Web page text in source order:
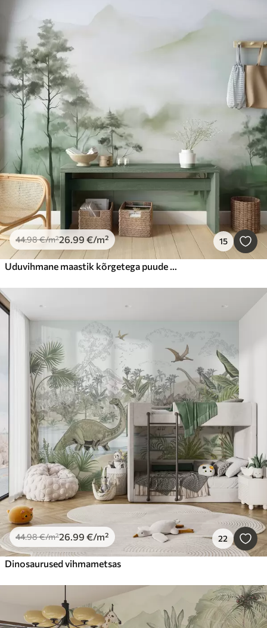
44.98€/m²26 .99 €/m² 15
44.98€/m²26 .99 €/m² 22
Dinosaurused vihmametsas